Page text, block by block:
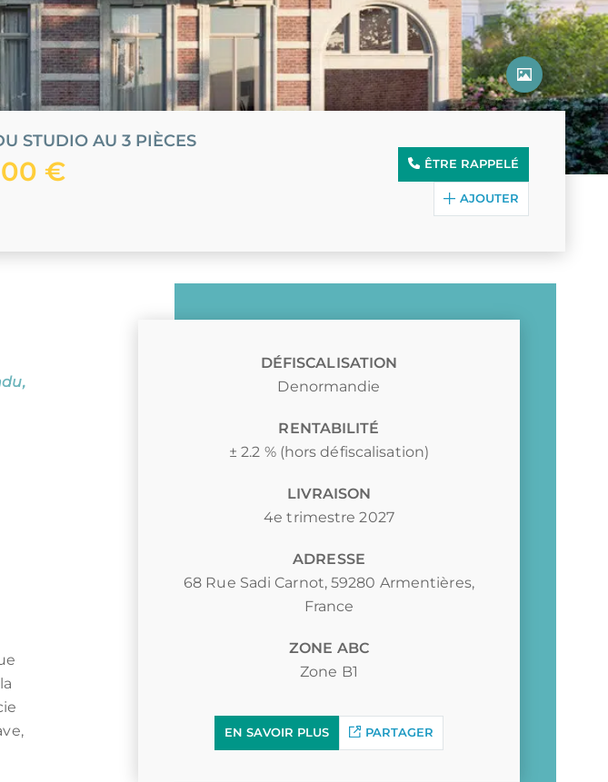
(DROM)
NUE‑PROPRIÉTÉ
IS
MAURICE (NON-RÉSIDENT)
(CORSE) LLI
:
STUDIO AU 3 PIÈCES
€ ÊTRE RAPPELÉ
AJOUTER
DÉFISCALISATION
Denormandie
RENTABILITÉ
± 2.2 % (hors défiscalisation)
LIVRAISON
4e trimestre 2027
ADRESSE
68 Rue Sadi Carnot, 59280 Armentières,
France
ZONE ABC
Zone B1
EN SAVOIR PLUS PARTAGER